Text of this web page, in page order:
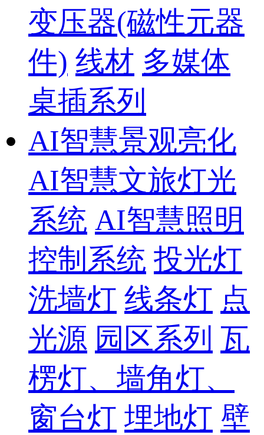
变压器(磁性元器
件) 线材 多媒体
桌插系列
AI智慧景观亮化
AI智慧文旅灯光
系统 AI智慧照明
控制系统 投光灯
洗墙灯 线条灯 点
光源 园区系列 瓦
楞灯、墙角灯、
窗台灯 埋地灯 壁